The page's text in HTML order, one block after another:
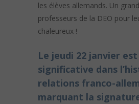
les élèves allemands. Un
professeurs de la DEO pour
chaleureux !
Le jeudi 22 janvier
significative dans
relations franco-
marquant la